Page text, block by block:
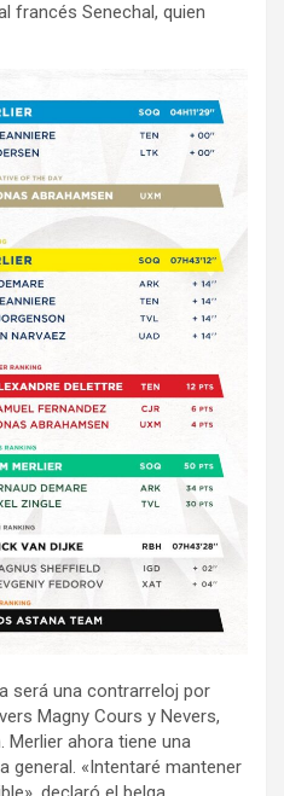
francés Senechal, quien
será una contrarreloj por
Magny Cours y Nevers,
Merlier ahora tiene una
general. «Intentaré mantener